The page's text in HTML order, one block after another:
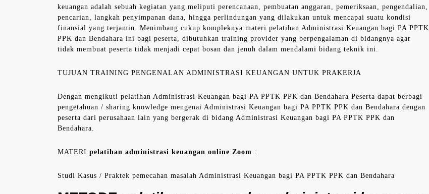
keuangan adalah sebuah kegiatan yang meliputi perencanaan, pembuatan anggaran, pemeriksaan, pengendalian,
pencarian, langkah penyimpanan dana, hingga perlindungan yang dilakukan untuk mencapai suatu kondisi
finansial yang terjamin. Menimbang cukup kompleknya materi pelatihan Administrasi Keuangan bagi PA PPTK
PPK dan Bendahara ini bagi peserta, dibutuhkan training provider yang berpengalaman di bidangnya agar
tidak membuat peserta tidak menjadi cepat bosan dan jenuh dalam mendalami bidang teknik ini.
TUJUAN TRAINING PENGENALAN ADMINISTRASI KEUANGAN UNTUK PRAKERJA
Dengan mengikuti pelatihan Administrasi Keuangan bagi PA PPTK PPK dan Bendahara Peserta dapat berbagi
pengetahuan / sharing knowledge mengenai Administrasi Keuangan bagi PA PPTK PPK dan Bendahara dengan
peserta dari perusahaan lain yang bergerak di bidang Administrasi Keuangan bagi PA PPTK PPK dan
Bendahara.
MATERI pelatihan administrasi keuangan online Zoom :
Studi Kasus / Praktek pemecahan masalah Administrasi Keuangan bagi PA PPTK PPK dan Bendahara